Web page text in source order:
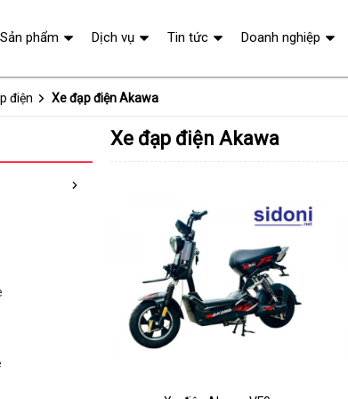
điện Xe đạp điện Akawa
Xe đạp điện Akawa
Sản phẩm Dịch vụ Tin tức Doanh nghiệp